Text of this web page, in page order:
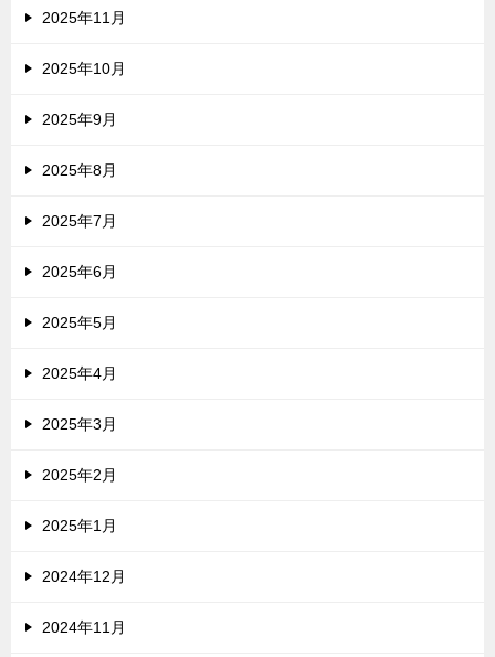
2025年11月
2025年10月
2025年9月
2025年8月
2025年7月
2025年6月
2025年5月
2025年4月
2025年3月
2025年2月
2025年1月
2024年12月
2024年11月